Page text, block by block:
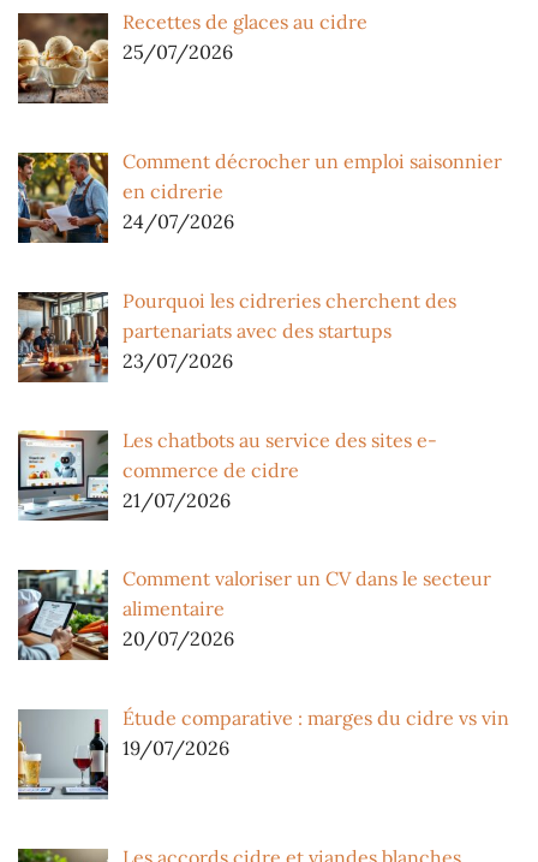
Recettes de glaces au cidre
25/07/2026
Comment décrocher un emploi saisonnier
en cidrerie
24/07/2026
Pourquoi les cidreries cherchent des
partenariats avec des startups
23/07/2026
Les chatbots au service des sites e-
commerce de cidre
21/07/2026
Comment valoriser un CV dans le secteur
alimentaire
20/07/2026
Étude comparative : marges du cidre vs vin
19/07/2026